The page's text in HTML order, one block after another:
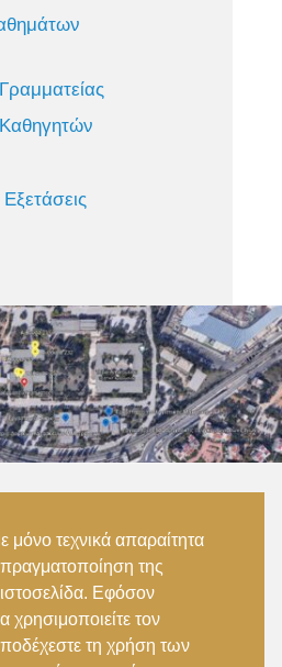
Station, 15122, Marousi
–(+30) 210 2896739
μόνο τεχνικά απαραίτητα
της
Εφόσον
χρησιμοποιείτε τον
τη χρήση των